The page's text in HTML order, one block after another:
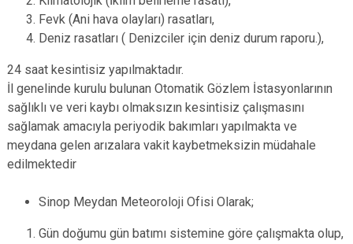
Fevk (Ani hava olayları) rasatları,
Deniz rasatları ( Denizciler için deniz durum raporu.),
24 saat kesintisiz yapılmaktadır.
İl genelinde kurulu bulunan Otomatik Gözlem İstasyonlarının
sağlıklı ve veri kaybı olmaksızın kesintisiz çalışmasını
sağlamak amacıyla periyodik bakımları yapılmakta ve
meydana gelen arızalara vakit kaybetmeksizin müdahale
edilmektedir
Sinop Meydan Meteoroloji Ofisi Olarak;
Gün doğumu gün batımı sistemine göre çalışmakta olup,